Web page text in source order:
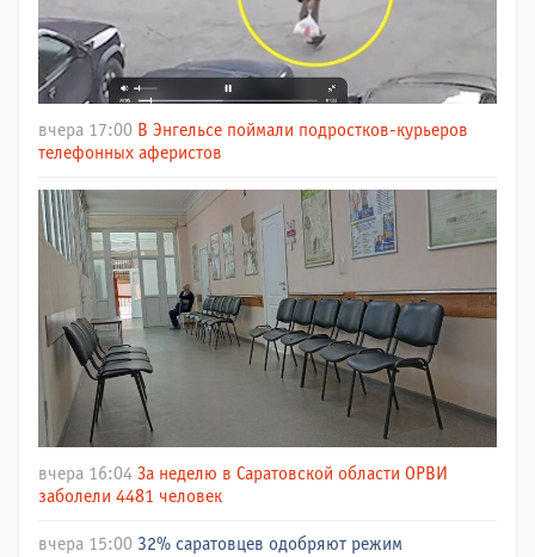
вчера 17:00 В Энгельсе поймали подростков-курьеров
телефонных аферистов
вчера 16:04 За неделю в Саратовской области ОРВИ
заболели 4481 человек
вчера 15:00 32% саратовцев одобряют режим